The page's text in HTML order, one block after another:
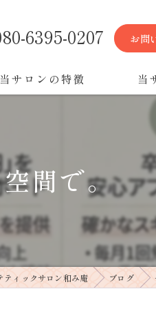
6395-0207 お問
当サロンの特徴
イシャルエステ
イダルエステ
チング
当
間で。
ティックサロン和み庵 ブログ